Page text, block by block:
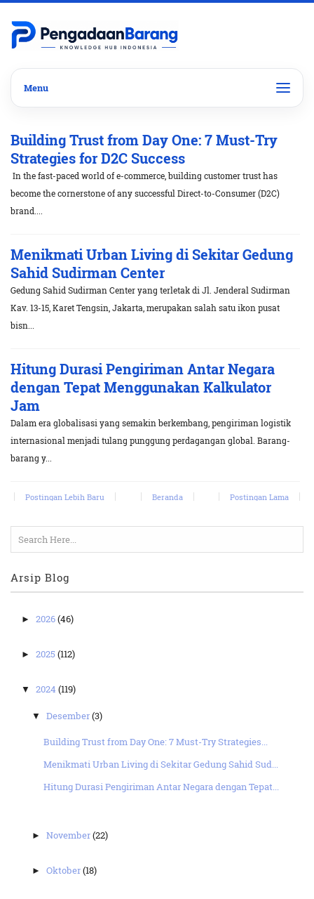
Building Trust from Day One: 7 Must-Try
Strategies for D2C Success
In the fast-paced world of e-commerce, building customer trust has
become the cornerstone of any successful Direct-to-Consumer (D2C)
brand....
Menikmati Urban Living di Sekitar Gedung
Sahid Sudirman Center
Gedung Sahid Sudirman Center yang terletak di Jl. Jenderal Sudirman
Kav. 13-15, Karet Tengsin, Jakarta, merupakan salah satu ikon pusat
bisn...
Hitung Durasi Pengiriman Antar Negara
dengan Tepat Menggunakan Kalkulator
Jam
Dalam era globalisasi yang semakin berkembang, pengiriman logistik
internasional menjadi tulang punggung perdagangan global. Barang-
barang y...
Postingan Lebih Baru Postingan Lama
Beranda
Arsip Blog
► 2026(46)
► 2025 (112)
▼ 2024 (119)
▼Desember(3)
Building Trust from Day One: 7 Must-Try Strategies...
Menikmati Urban Living di Sekitar Gedung Sahid Sud...
Hitung Durasi Pengiriman Antar Negara dengan Tepat...
►November(22)
►Oktober(18)